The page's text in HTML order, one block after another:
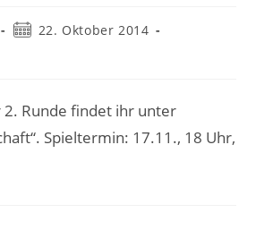
Beitrag22. Oktober 2014
2. Runde findet ihr unter
Spieltermin: 17.11., 18 Uhr,